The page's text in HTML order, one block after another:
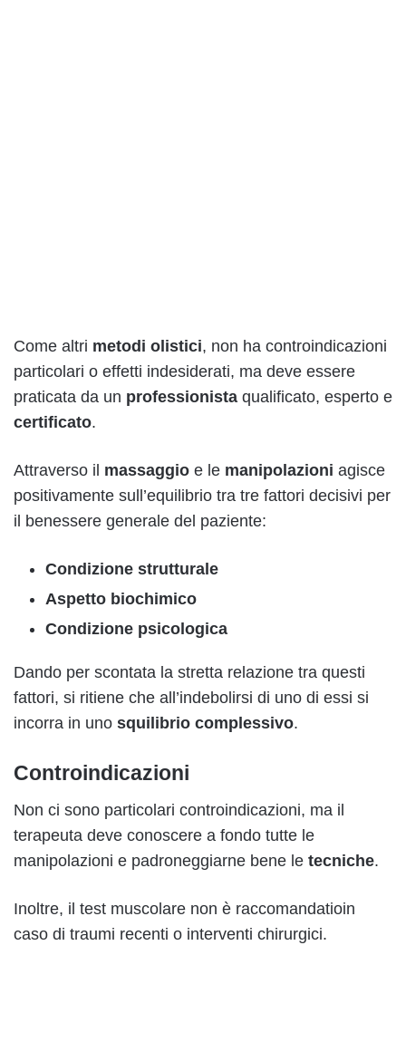
Come altri metodi olistici, non ha controindicazioni
particolari o effetti indesiderati, ma deve essere
praticata da un professionista qualificato, esperto e
certificato.
Attraverso il massaggio e le manipolazioni agisce
positivamente sull’equilibrio tra tre fattori decisivi per
il benessere generale del paziente:
Condizione strutturale
Aspetto biochimico
Condizione psicologica
Dando per scontata la stretta relazione tra questi
fattori, si ritiene che all’indebolirsi di uno di essi si
incorra in uno squilibrio complessivo.
Controindicazioni
Non ci sono particolari controindicazioni, ma il
terapeuta deve conoscere a fondo tutte le
manipolazioni e padroneggiarne bene le tecniche.
Inoltre, il test muscolare non è raccomandatioin
caso di traumi recenti o interventi chirurgici.